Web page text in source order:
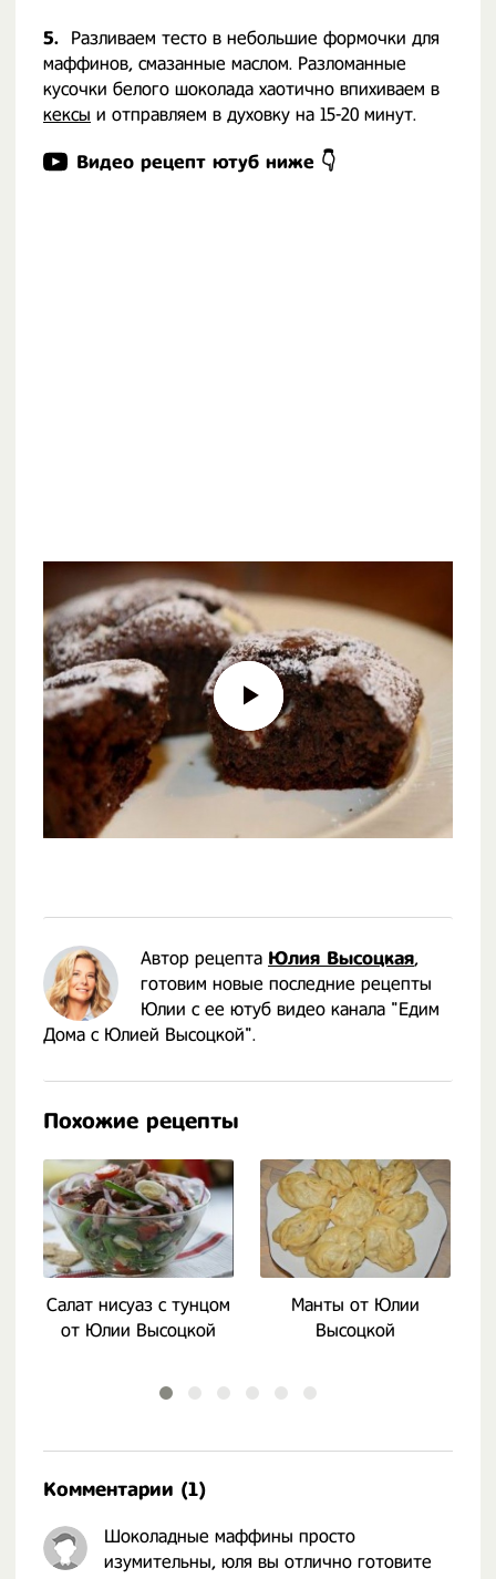
5.
Разливаем тесто в небольшие формочки для
маффинов, смазанные маслом. Разломанные
кусочки белого шоколада хаотично впихиваем в
кексы и отправляем в духовку на 15-20 минут.
Видео рецепт ютуб ниже 👇
Автор рецепта Юлия Высоцкая,
готовим новые последние рецепты
Юлии с ее ютуб видео канала "Едим
Дома с Юлией Высоцкой".
Похожие рецепты
Салат нисуаз с тунцом
от Юлии Высоцкой
Манты от Юлии
Высоцкой
Комментарии (1)
Шоколадные маффины просто
изумительны, юля вы отлично готовите